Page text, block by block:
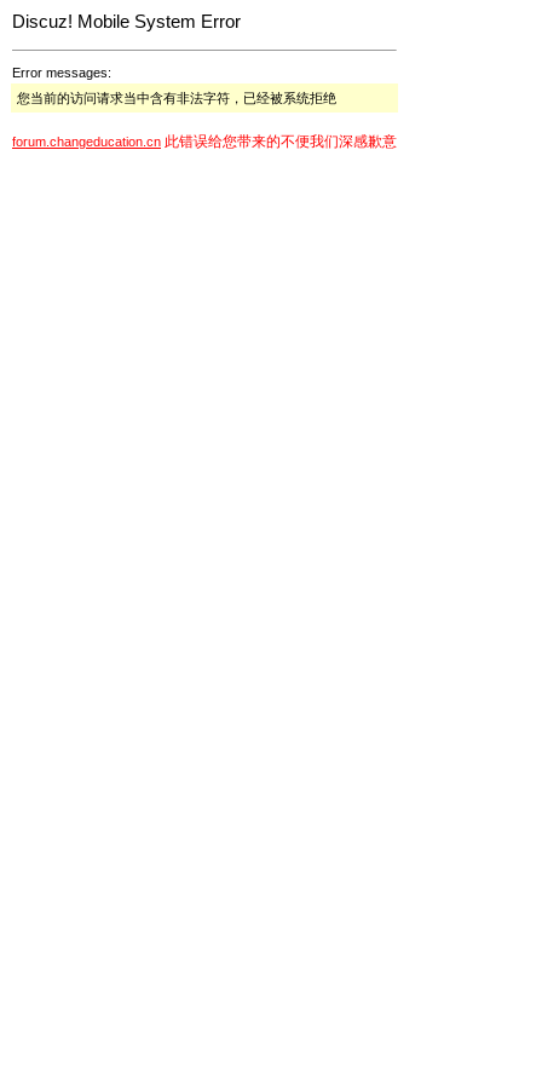
Discuz! Mobile System Error
Error messages:
您当前的访问请求当中含有非法字符，已经被系统拒绝
forum.changeducation.cn 此错误给您带来的不便我们深感歉意